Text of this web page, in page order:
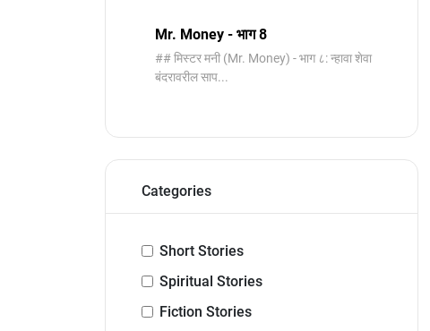
Mr. Money - भाग 8
## मिस्टर मनी (Mr. Money) - भाग ८: न्हावा शेवा
बंदरावरील साप...
Categories
Short Stories
Spiritual Stories
Fiction Stories